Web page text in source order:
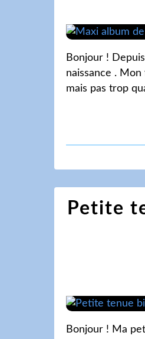
Bonjour !
naissance .
mais pas trop
Petite
Bonjour ! Ma